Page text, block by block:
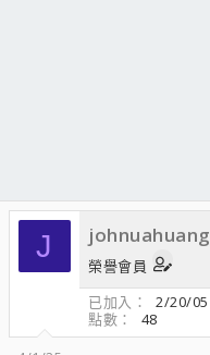
J johnuahuang
榮譽會員
已加入
2/20/05
點數
48